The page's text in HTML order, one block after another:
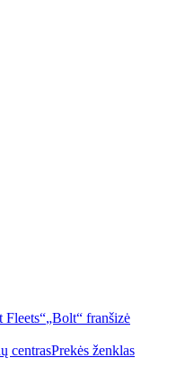
Fleets“„Bolt“ franšizė
centrasPrekės ženklas